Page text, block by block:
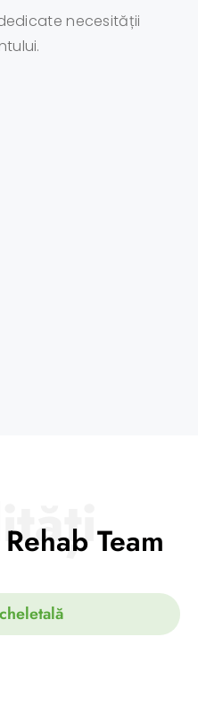
necesității
Team